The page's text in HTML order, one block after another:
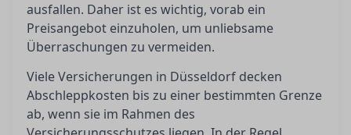
ausfallen. Daher ist es wichtig, vorab ein
Preisangebot einzuholen, um unliebsame
Überraschungen zu vermeiden.
Viele Versicherungen in Düsseldorf decken
Abschleppkosten bis zu einer bestimmten Grenze
ab, wenn sie im Rahmen des